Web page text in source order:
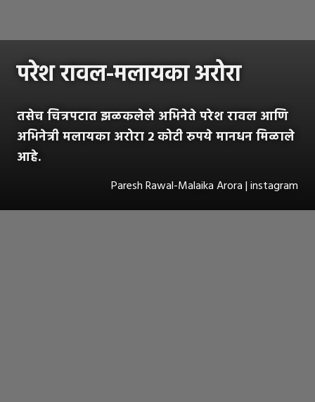
परेश रावल-मलायका अरोरा
तसेच चित्रपटात झळकलेले अभिनेते परेश रावल आणि
अभिनेत्री मलायका अरोरा 2 कोटी रुपये मानधन मिळाले
आहे.
Paresh Rawal-Malaika Arora | instagram